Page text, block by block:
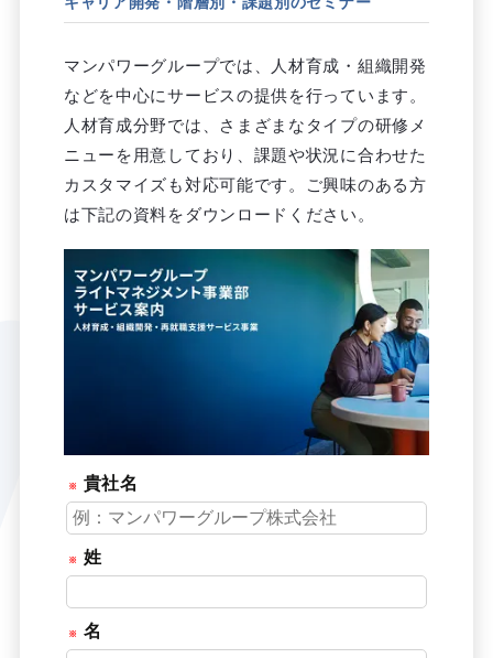
マンパワーグループでは、人材育成・組織開発
などを中心にサービスの提供を行っています。
人材育成分野では、さまざまなタイプの研修メ
ニューを用意しており、課題や状況に合わせた
カスタマイズも対応可能です。ご興味のある方
は下記の資料をダウンロードください。
貴社名
姓
名